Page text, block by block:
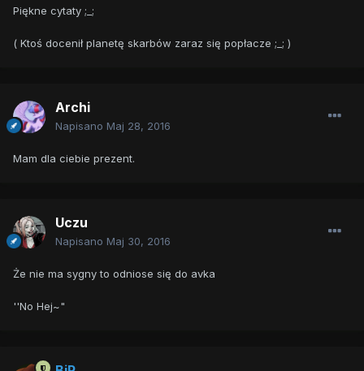
Piękne cytaty ;_;
( Ktoś docenił planetę skarbów zaraz się popłacze ;_; )
Archi
Napisano Maj 28, 2016
Mam dla ciebie prezent.
Uczu
Napisano Maj 30, 2016
Że nie ma sygny to odniose się do avka
''No Hej~"